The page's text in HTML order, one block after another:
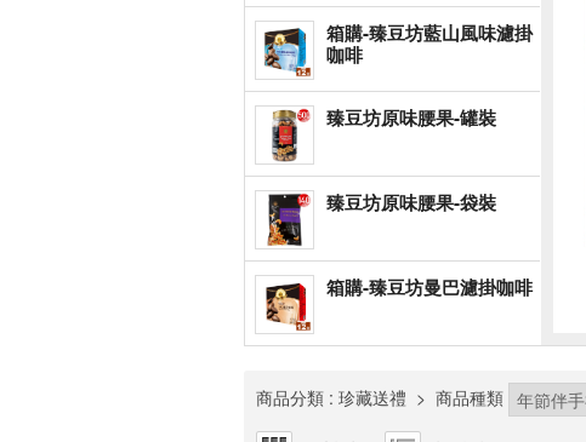
箱購-臻豆坊藍山風味濾掛
咖啡
臻豆坊原味腰果-罐裝
臻豆坊原味腰果-袋裝
箱購-臻豆坊曼巴濾掛咖啡
商品分類 : 珍藏送禮 > 商品種類